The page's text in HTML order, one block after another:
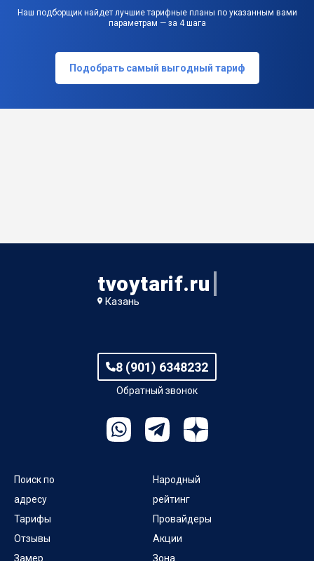
Наш подборщик найдет лучшие тарифные планы по указанным вами
параметрам — за 4 шага
Подобрать самый выгодный тариф
tvoytarif.ru
Казань
8 (901) 6348232
Обратный звонок
Поиск по
адресу
Тарифы
Отзывы
Замер
Народный
рейтинг
Провайдеры
Акции
Зона